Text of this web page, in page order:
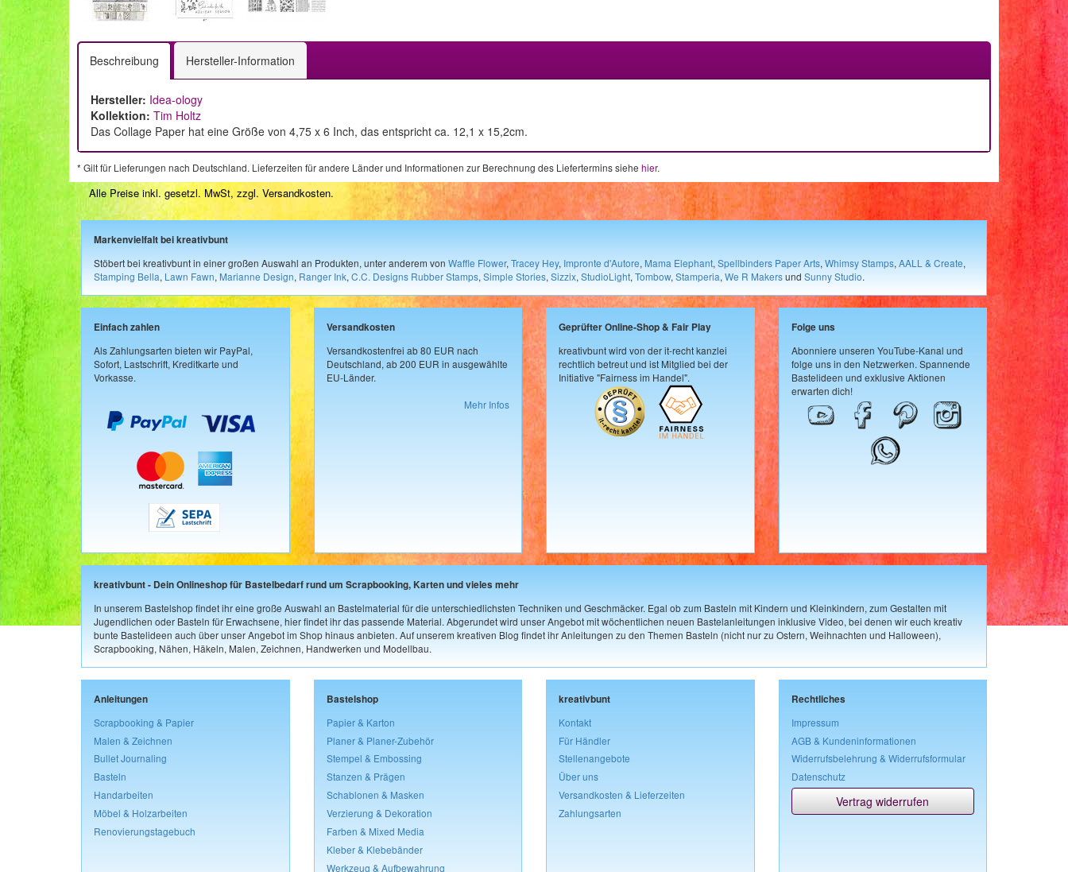
Beschreibung Hersteller-Information
Hersteller: Idea-ology
Kollektion: Tim Holtz
Das Collage Paper hat eine Größe von 4,75 x 6 Inch, das entspricht ca. 12,1 x 15,2cm.
* Gilt für Lieferungen nach Deutschland. Lieferzeiten für andere Länder und Informationen zur Berechnung des Liefertermins siehe hier.
Alle Preise inkl. gesetzl. MwSt, zzgl. Versandkosten.
Markenvielfalt bei kreativbunt
Stöbert bei kreativbunt in einer großen Auswahl an Produkten, unter anderem von Waffle Flower, Tracey Hey, Impronte d'Autore, Mama Elephant, Spellbinders Paper Arts, Whimsy Stamps, AALL & Create,
Stamping Bella, Lawn Fawn, Marianne Design, Ranger Ink, C.C. Designs Rubber Stamps, Simple Stories, Sizzix, StudioLight, Tombow, Stamperia, We R Makersund Sunny Studio.
Einfach zahlen
Als Zahlungsarten bieten wir PayPal,
Sofort, Lastschrift, Kreditkarte und
Vorkasse.
Versandkosten
Versandkostenfrei ab 80 EUR nach
Deutschland, ab 200 EUR in ausgewählte
EU-Länder.
Mehr Infos
Geprüfter Online-Shop & Fair Play
kreativbunt wird von der it-recht kanzlei
rechtlich betreut und ist Mitglied bei der
Initiative "Fairness im Handel".
Folge uns
Abonniere unseren YouTube-Kanal und
folge uns in den Netzwerken. Spannende
Bastelideen und exklusive Aktionen
erwarten dich!
kreativbunt - Dein Onlineshop für Bastelbedarf rund um Scrapbooking, Karten und vieles mehr
In unserem Bastelshop findet ihr eine große Auswahl an Bastelmaterial für die unterschiedlichsten Techniken und Geschmäcker. Egal ob zum Basteln mit Kindern und Kleinkindern, zum Gestalten mit
Jugendlichen oder Basteln für Erwachsene, hier findet ihr das passende Material. Abgerundet wird unser Angebot mit wöchentlichen neuen Bastelanleitungen inklusive Video, bei denen wir euch kreativ
bunte Bastelideen auch über unser Angebot im Shop hinaus anbieten. Auf unserem kreativen Blog findet ihr Anleitungen zu den Themen Basteln (nicht nur zu Ostern, Weihnachten und Halloween),
Scrapbooking, Nähen, Häkeln, Malen, Zeichnen, Handwerken und Modellbau.
Anleitungen
Scrapbooking & Papier
Malen & Zeichnen
Bullet Journaling
Basteln
Handarbeiten
Möbel & Holzarbeiten
Renovierungstagebuch
Bastelshop
Papier & Karton
Planer & Planer-Zubehör
Stempel & Embossing
Stanzen & Prägen
Schablonen & Masken
Verzierung & Dekoration
Farben & Mixed Media
Kleber & Klebebänder
Werkzeug & Aufbewahrung
kreativbunt
Kontakt
Für Händler
Stellenangebote
Über uns
Versandkosten & Lieferzeiten
Zahlungsarten
Rechtliches
Impressum
AGB & Kundeninformationen
Widerrufsbelehrung & Widerrufsformular
Datenschutz
Vertrag widerrufen